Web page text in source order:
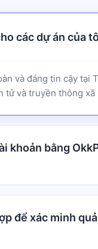
các dự án của
và đáng tin cậy tại
tử và truyền thông
khoản bằng
để xác minh